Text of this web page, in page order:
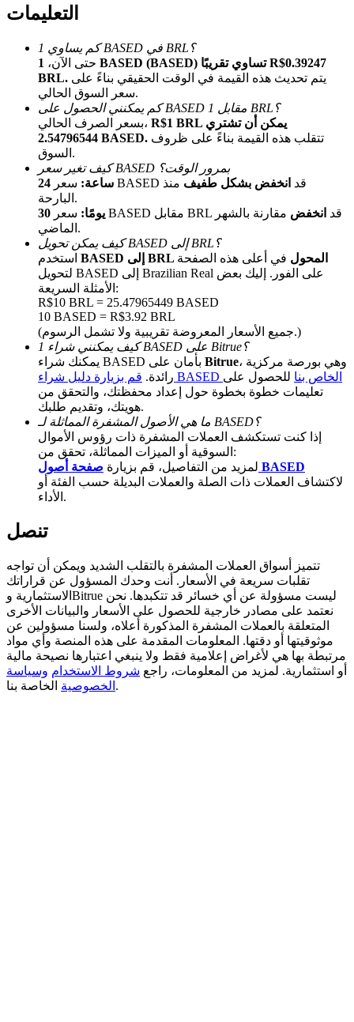
الإحالة
قم بدعوة صديق لتحصل على مكافآت نقدية
BTC Welcome Rewards
BTC Welcome Rewards
Deposit & Trade BTC to Share 25000 USDT prize pool!
Share 500000 CASHCAT prize pool
Exclusive for BitMart Users
Register & Trade to Win 500,000 USDT
التعليمات
كم يساوي 1 BASED في BRL؟
حتى الآن، 1 BASED (BASED) تساوي تقريبًا R$0.39247
BRL.
سعر السوق الحالي.
كم يمكنني الحصول على BASED مقابل 1 BRL؟
بسعر الصرف الحالي، R$1 BRL يمكن أن تشتري
2.54796544 BASED.
السوق.
كيف تغير سعر BASED بمرور الوقت؟
24 ساعة:
سعر BASED قد انخفض بشكل طفيف منذ
البارحة.
30 يومًا:
سعر BASED مقابل BRL قد انخفض مقارنة بالشهر
الماضي.
كيف يمكن تحويل BASED إلى BRL؟
BASED إلى BRL المحول في أعلى هذه الصفحة
لتحويل BASED إلى Brazilian Real على الفور. إليك بعض
الأمثلة السريعة:
R$10 BRL = 25.47965449 BASED
10 BASED = R$3.92 BRL
(جميع الأسعار المعروضة تقريبية ولا تشمل الرسوم.)
كيف يمكنني شراء 1 BASED على Bitrue؟
Bitrue، وهي بورصة مركزية
رائدة.
قم بزيارة دليل شراء BASED الخاص بنا للحصول على
تعليمات خطوة بخطوة حول إعداد محفظتك، والتحقق من
هويتك، وتقديم طلبك.
ما هي الأصول المشفرة المماثلة لـ BASED؟
إذا كنت تستكشف العملات المشفرة ذات رؤوس الأموال
السوقية أو الميزات المماثلة، تحقق من:
لمزيد من التفاصيل، قم بزيارة صفحة أصول BASED
لاكتشاف العملات ذات الصلة والعملات البديلة حسب الفئة أو
الأداء.
تنصل
تتميز أسواق العملات المشفرة بالتقلب الشديد ويمكن أن تواجه
تقلبات سريعة في الأسعار. أنت وحدك المسؤول عن قراراتك
الاستثمارية وBitrue ليست مسؤولة عن أي خسائر قد تتكبدها. نحن
نعتمد على مصادر خارجية للحصول على الأسعار والبيانات الأخرى
المتعلقة بالعملات المشفرة المذكورة أعلاه، ولسنا مسؤولين عن
موثوقيتها أو دقتها. المعلومات المقدمة على هذه المنصة وأي مواد
مرتبطة بها هي لأغراض إعلامية فقط ولا ينبغي اعتبارها نصيحة مالية
أو استثمارية. لمزيد من المعلومات، راجع شروط الاستخدام وسياسة
الخصوصية الخاصة بنا.